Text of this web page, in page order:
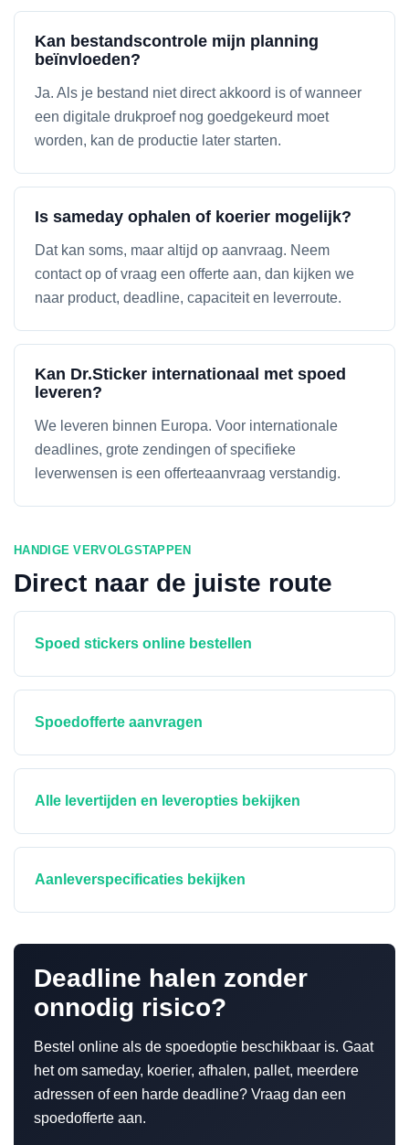
Kan bestandscontrole mijn planning
beïnvloeden?
Ja. Als je bestand niet direct akkoord is of wanneer
een digitale drukproef nog goedgekeurd moet
worden, kan de productie later starten.
Is sameday ophalen of koerier mogelijk?
Dat kan soms, maar altijd op aanvraag. Neem
contact op of vraag een offerte aan, dan kijken we
naar product, deadline, capaciteit en leverroute.
Kan Dr.Sticker internationaal met spoed
leveren?
We leveren binnen Europa. Voor internationale
deadlines, grote zendingen of specifieke
leverwensen is een offerteaanvraag verstandig.
HANDIGE VERVOLGSTAPPEN
Direct naar de juiste route
Spoed stickers online bestellen
Spoedofferte aanvragen
Alle levertijden en leveropties bekijken
Aanleverspecificaties bekijken
Deadline halen zonder
onnodig risico?
Bestel online als de spoedoptie beschikbaar is. Gaat
het om sameday, koerier, afhalen, pallet, meerdere
adressen of een harde deadline? Vraag dan een
spoedofferte aan.